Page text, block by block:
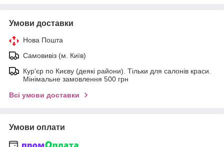
Умови доставки
Нова Пошта
Самовивіз (м. Київ)
Кур'єр по Києву (деякі райони). Тільки для салонів краси.
Мінімальне замовлення 500 грн
Всі умови доставки
Умови оплати